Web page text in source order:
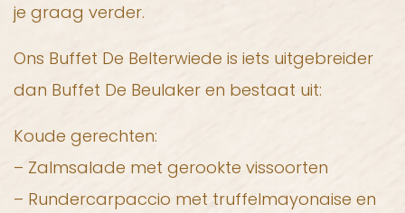
je graag verder.
Ons Buffet De Belterwiede is iets uitgebreider
dan Buffet De Beulaker en bestaat uit:
Koude gerechten:
– Zalmsalade met gerookte vissoorten
– Rundercarpaccio met truffelmayonaise en